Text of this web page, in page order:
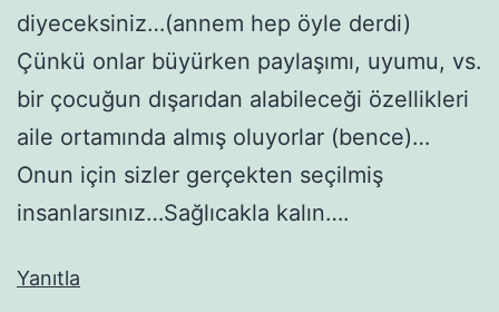
diyeceksiniz…(annem hep öyle derdi)
Çünkü onlar büyürken paylaşımı, uyumu, vs.
bir çocuğun dışarıdan alabileceği özellikleri
aile ortamında almış oluyorlar (bence)…
Onun için sizler gerçekten seçilmiş
insanlarsınız…Sağlıcakla kalın….
Yanıtla